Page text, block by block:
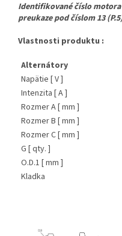
Identifikované číslo
preukaze pod číslom 13
Vlastnosti produktu :
Alternátory
Napätie [ V ]
Intenzita [ A ]
Rozmer A [ mm ]
Rozmer B [ mm ]
Rozmer C [ mm ]
G [ qty. ]
O.D.1 [ mm ]
Kladka